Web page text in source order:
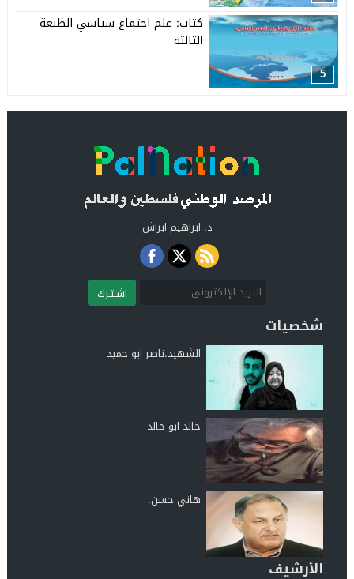
5
كتاب: علم اجتماع سياسي الطبعة
الثالثة‫‬
د. ابراهيم ابراش
اشـتـرك
شخصيات
الشهيد.ناصر ابو حميد
خالد ابو خالد
هاني حسن.
الأرشيف